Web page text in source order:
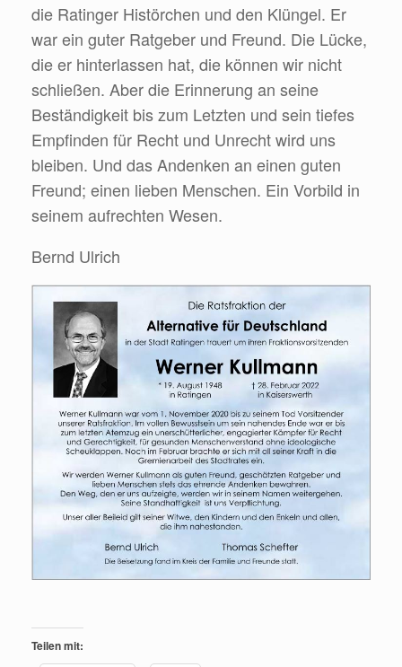
die Ratinger Histörchen und den Klüngel. Er
war ein guter Ratgeber und Freund. Die Lücke,
die er hinterlassen hat, die können wir nicht
schließen. Aber die Erinnerung an seine
Beständigkeit bis zum Letzten und sein tiefes
Empfinden für Recht und Unrecht wird uns
bleiben. Und das Andenken an einen guten
Freund; einen lieben Menschen. Ein Vorbild in
seinem aufrechten Wesen.
Bernd Ulrich
Teilen mit: